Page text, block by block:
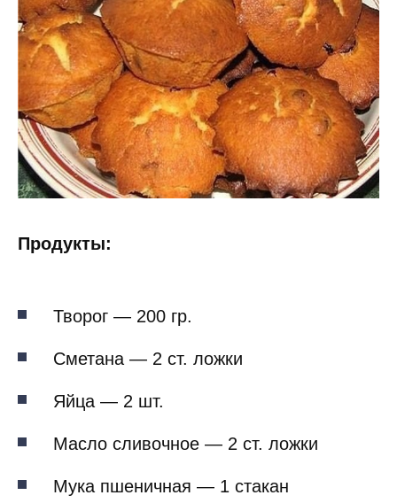
Продукты:
Творог — 200 гр.
Сметана — 2 ст. ложки
Яйца — 2 шт.
Масло сливочное — 2 ст. ложки
Мука пшеничная — 1 стакан